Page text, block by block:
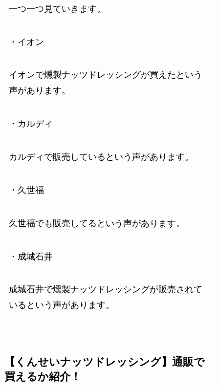
一つ一つ見ていきます。
・イオン
イオンで燻製ナッツドレッシングが買えたという
声があります。
・カルディ
カルディで販売しているという声があります。
・久世福
久世福でも販売してるという声があります。
・成城石井
成城石井で燻製ナッツドレッシングが販売されて
いるという声があります。
【くんせいナッツドレッシング】通販で
買えるか紹介！